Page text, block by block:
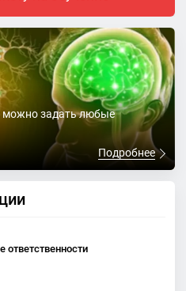
можно задать любые
Подробнее
ответственности